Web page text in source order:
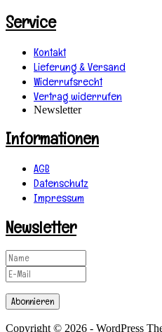
Service
Kontakt
Lieferung & Versand
Widerrufsrecht
Vertrag widerrufen
Newsletter
Informationen
AGB
Datenschutz
Impressum
Newsletter
Abonnieren
Copyright © 2026 - WordPress